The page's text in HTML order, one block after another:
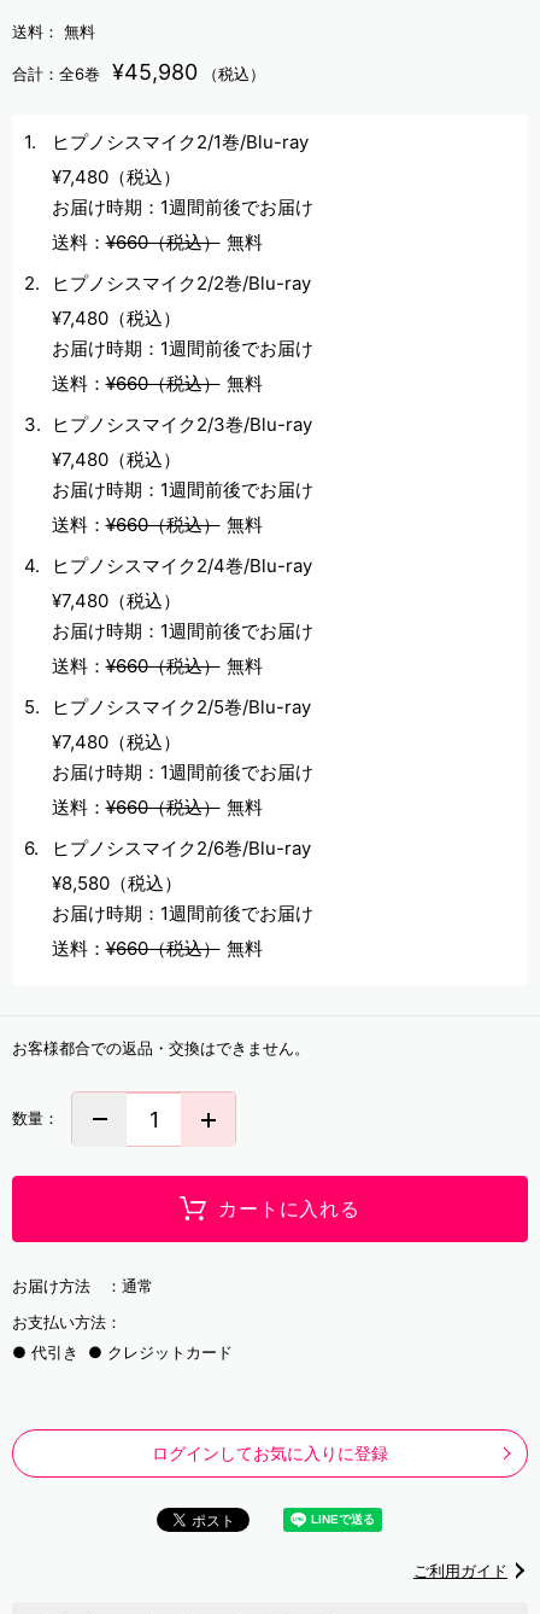
送料： 無料
合計：全6巻 ¥45,980 （税込）
ヒプノシスマイク2/1巻/Blu-ray
¥7,480（税込）
お届け時期：1週間前後でお届け
送料：¥660（税込） 無料
ヒプノシスマイク2/2巻/Blu-ray
¥7,480（税込）
お届け時期：1週間前後でお届け
送料：¥660（税込） 無料
ヒプノシスマイク2/3巻/Blu-ray
¥7,480（税込）
お届け時期：1週間前後でお届け
送料：¥660（税込） 無料
ヒプノシスマイク2/4巻/Blu-ray
¥7,480（税込）
お届け時期：1週間前後でお届け
送料：¥660（税込） 無料
ヒプノシスマイク2/5巻/Blu-ray
¥7,480（税込）
お届け時期：1週間前後でお届け
送料：¥660（税込） 無料
ヒプノシスマイク2/6巻/Blu-ray
¥8,580（税込）
お届け時期：1週間前後でお届け
送料：¥660（税込） 無料
お客様都合での返品・交換はできません。
数量：
カートに入れる
お届け方法 ： 通常
お支払い方法：
代引き
クレジットカード
ログインしてお気に入りに登録
ご利用ガイド